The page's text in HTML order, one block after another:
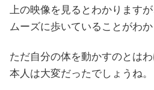
上の映像を見るとわかります
ムーズに歩いていることがわか
ただ自分の体を動かすのとは
本人は大変だったでしょうね。